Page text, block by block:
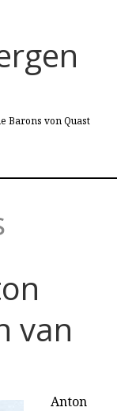
Barons von Quast
van
Anton